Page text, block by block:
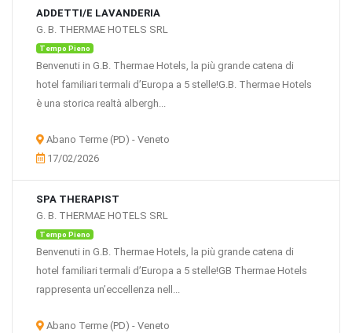
Telecomunicazioni (servizi)
Banche e parabancario
Assicurazioni
Informatica, software, servizi EDP e attività connesse
Istruzione
Altre attività dei servizi
Elettrodomestici
ADDETTI/E LAVANDERIA
G. B. THERMAE HOTELS SRL
Tempo Pieno
Benvenuti in G.B. Thermae Hotels, la più grande catena di
hotel familiari termali d’Europa a 5 stelle!G.B. Thermae Hotels
è una storica realtà albergh...
Abano Terme (PD) - Veneto
17/02/2026
SPA THERAPIST
G. B. THERMAE HOTELS SRL
Tempo Pieno
Benvenuti in G.B. Thermae Hotels, la più grande catena di
hotel familiari termali d’Europa a 5 stelle!GB Thermae Hotels
rappresenta un’eccellenza nell...
Abano Terme (PD) - Veneto